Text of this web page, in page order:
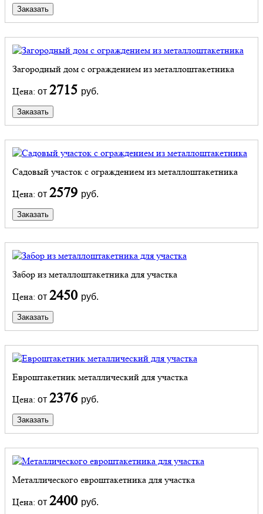
Заказать
Загородный дом с ограждением из металлоштакетника
Цена: от 2715 руб.
Заказать
Садовый участок с ограждением из металлоштакетника
Цена: от 2579 руб.
Заказать
Забор из металлоштакетника для участка
Цена: от 2450 руб.
Заказать
Евроштакетник металлический для участка
Цена: от 2376 руб.
Заказать
Металлического евроштакетника для участка
Цена: от 2400 руб.